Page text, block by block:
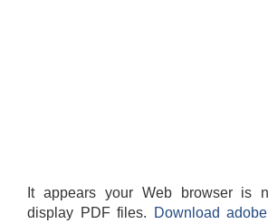
It appears your Web browser is
display PDF files.
Download